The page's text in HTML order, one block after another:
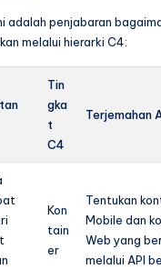
adalah penjabaran
melalui hierarki C4:
Tin
gka
t
C4
Terjemahan
Kon
tain
er
Tentukan
Mobile dan
Web yang
melalui API